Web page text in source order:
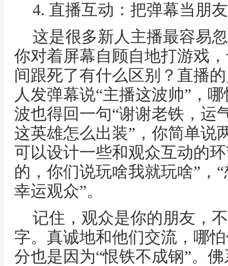
4. 直播互动：把弹幕当朋
这是很多新人主播最容易
你对着屏幕自顾自地打游戏
间跟死了有什么区别？直播
人发弹幕说“主播这波帅”，
波也得回一句“谢谢老铁，运
这英雄怎么出装”，你简单说
可以设计一些和观众互动的
的，你们说玩啥我就玩啥”，
幸运观众”。
记住，观众是你的朋友，
字。真诚地和他们交流，哪
分也是因为“恨铁不成钢”。